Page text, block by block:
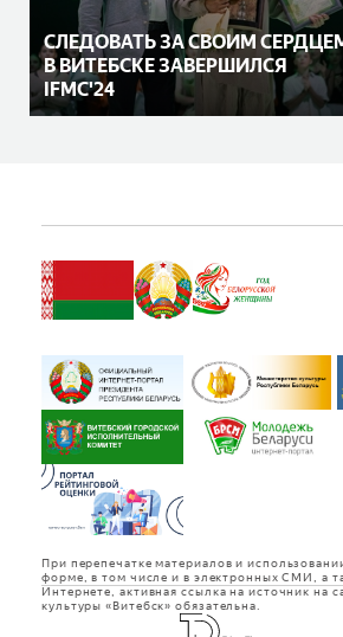
СЛЕДОВАТЬ ЗА СВОИМ
В ВИТЕБСКЕ ЗАВЕРШИЛСЯ
IFMC'24
При перепечатке материалов и
форме, в том числе и в электронных СМИ, а
Интернете, активная ссылка на источник на
культуры «Витебск» обязательна.